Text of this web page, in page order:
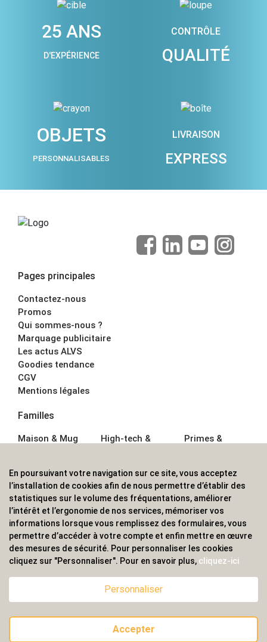
25 ANS
D'EXPÉRIENCE
CONTRÔLE
QUALITÉ
OBJETS
PERSONNALISABLES
LIVRAISON
EXPRESS
Pages principales
Contactez-nous
Promos
Qui sommes-nous ?
Marquage publicitaire
Les actus ALVS
Goodies tendance
CGV
Mentions légales
Familles
Maison & Mug
Écriture
Bagagerie sacs
High-tech &
Sport &
Outdoor
Enfant
Primes &
Boisson
Textile &
Casquette
Accessoires de
ALVS, fournisseur d'objets publicitaires, pour les
professionnels. Une implantation nationale, une
couverture internationale.
© 2020 ALVS
En poursuivant votre navigation sur ce site, vous acceptez
l’installation de cookies afin de nous permettre d’établir des
statistiques sur le volume des fréquentations, améliorer
l’intérêt et l’ergonomie de nos services, mémoriser vos
informations lorsque vous remplissez des formulaires, vous
permettre d’accéder à votre compte et enfin mettre en œuvre
des mesures de sécurité. Pour personnaliser les cookies
cliquez sur "Personnaliser". Pour en savoir plus, cliquez-ici
Personnaliser
Accepter